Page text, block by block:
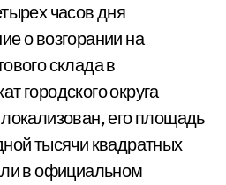
часов дня
о возгорании на
склада в
городского округа
его площадь
тысячи квадратных
в официальном